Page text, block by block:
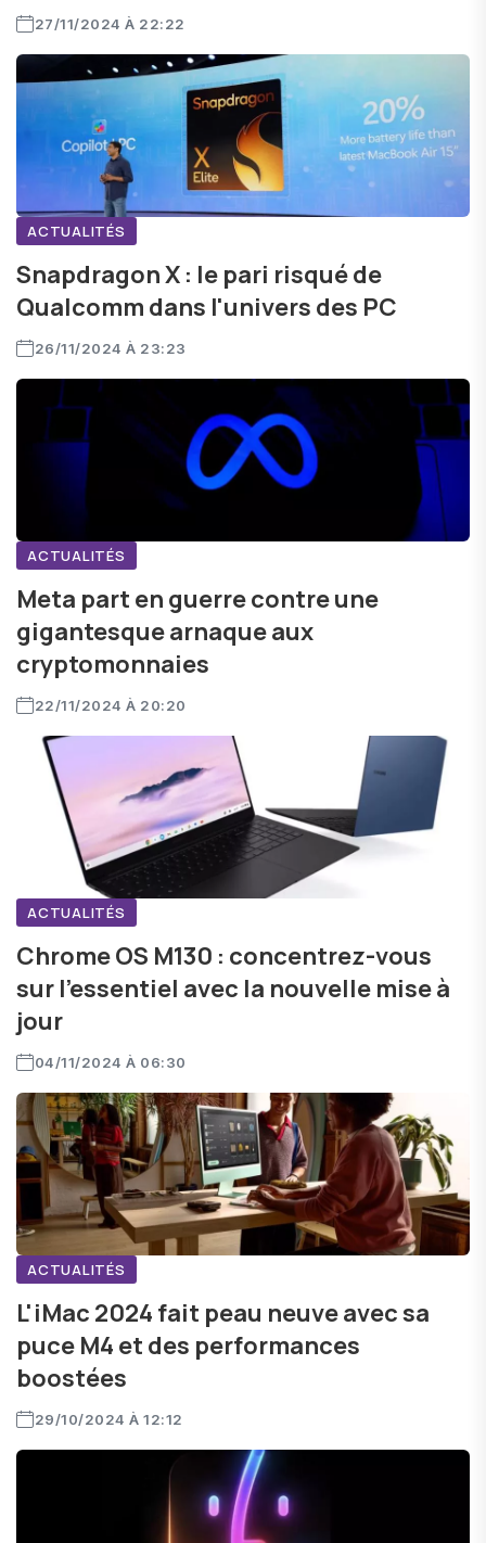
27/11/2024 À 22:22
ACTUALITÉS
Snapdragon X : le pari risqué de
Qualcomm dans l'univers des PC
26/11/2024 À 23:23
ACTUALITÉS
Meta part en guerre contre une
gigantesque arnaque aux
cryptomonnaies
22/11/2024 À 20:20
ACTUALITÉS
Chrome OS M130 : concentrez-vous
sur l'essentiel avec la nouvelle mise à
jour
04/11/2024 À 06:30
ACTUALITÉS
L'iMac 2024 fait peau neuve avec sa
puce M4 et des performances
boostées
29/10/2024 À 12:12